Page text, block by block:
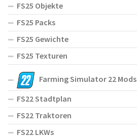
FS25 Objekte
FS25 Packs
FS25 Gewichte
FS25 Texturen
Farming Simulator 22 Mods
FS22 Stadtplan
FS22 Traktoren
FS22 LKWs